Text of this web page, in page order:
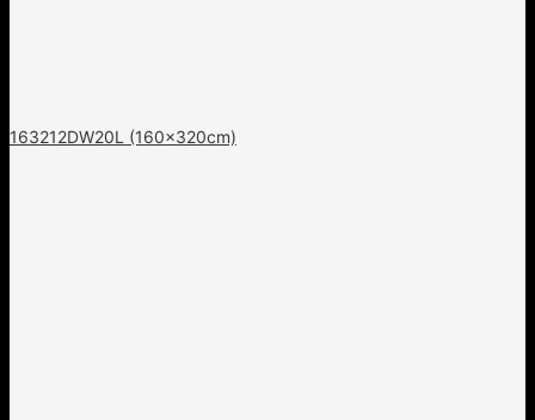
163212DW20L (160x320cm)